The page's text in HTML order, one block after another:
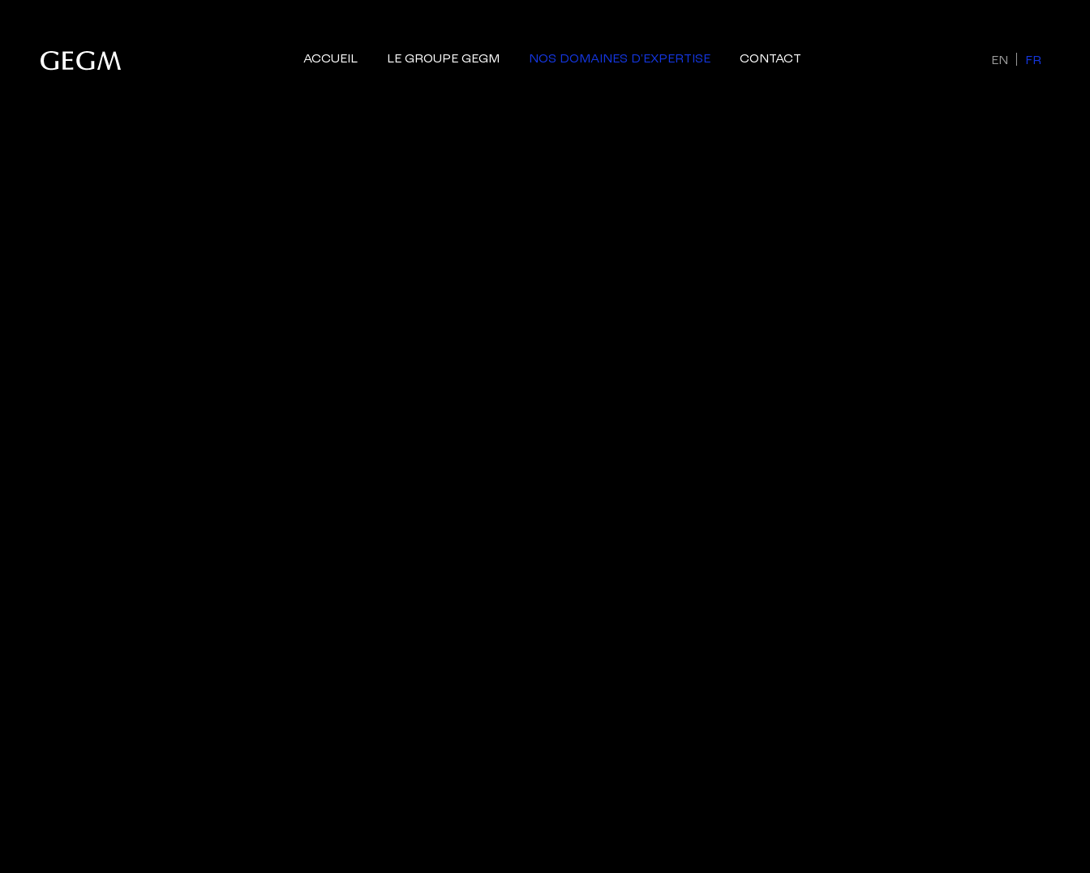
ACCUEIL LE GROUPE GEGM NOS DOMAINES D'EXPERTISE CONTACT EN FR